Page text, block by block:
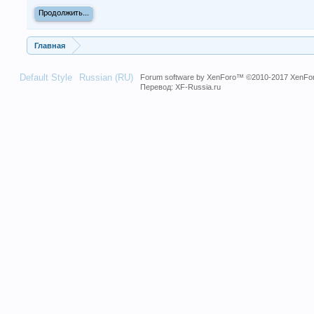
Продолжить...
Главная
Default Style Russian (RU) Forum software by XenForo™©2010-2017
Перевод:XF-Russia.ru